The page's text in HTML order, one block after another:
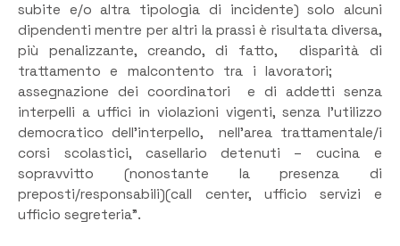
subite e/o altra tipologia di incidente) solo alcuni
dipendenti mentre per altri la prassi è risultata diversa,
più penalizzante, creando, di fatto, disparità di
trattamento e malcontento tra i lavoratori;
assegnazione dei coordinatori e di addetti senza
interpelli a uffici in violazioni vigenti, senza l’utilizzo
democratico dell’interpello, nell’area trattamentale/i
corsi scolastici, casellario detenuti – cucina e
sopravvitto (nonostante la presenza di
preposti/responsabili)(call center, ufficio servizi e
ufficio segreteria”.